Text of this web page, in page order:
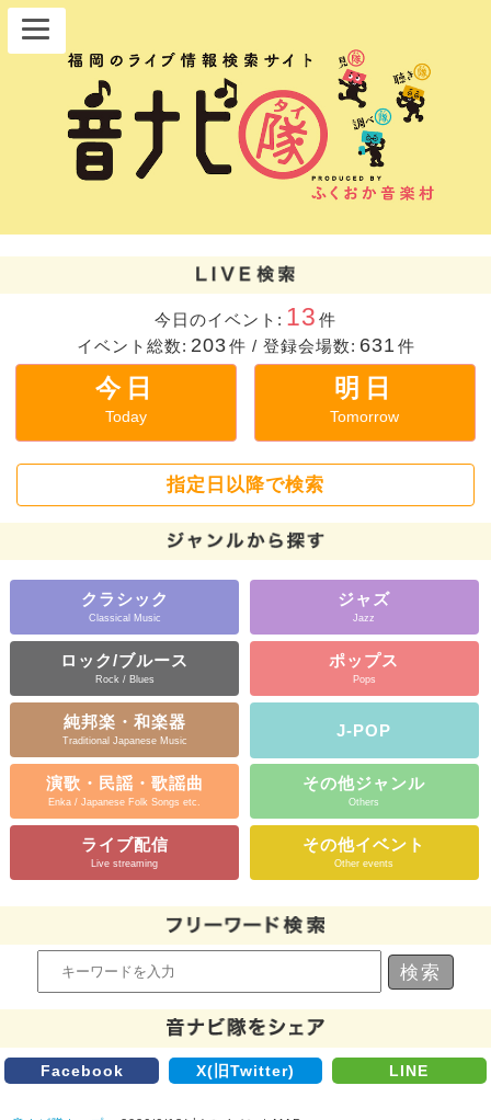
今日のイベント: 13 件
イベント総数: 203件 / 登録会場数: 631 件
今日
Today
明日
Tomorrow
指定日以降で検索
クラシック
Classical Music
ジャズ
Jazz
ロック/ブルース
Rock / Blues
ポップス
Pops
純邦楽・和楽器
Traditional Japanese Music
J-POP
演歌・民謡・歌謡曲
Enka / Japanese Folk Songs etc.
その他ジャンル
Others
ライブ配信
Live streaming
その他イベント
Other events
Facebook X(旧Twitter) LINE